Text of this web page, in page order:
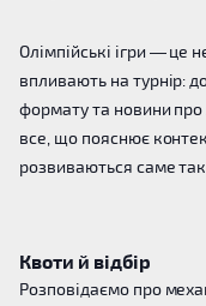
Олімпійські ігри — це
впливають на турнір:
формату та новини про
все, що пояснює
розвиваються саме так.
Квоти й відбір
Розповідаємо про